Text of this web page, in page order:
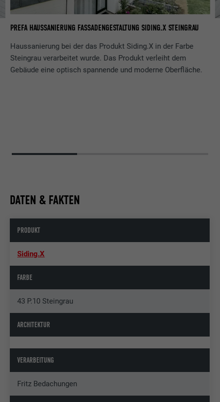
PREFA HAUSSANIERUNG FASSADENGESTALTUNG SIDING.X STEINGRAU
Haussanierung bei der das Produkt Siding.X in der Farbe
Steingrau verarbeitet wurde. Das Produkt verleiht dem
Gebäude eine optisch spannende und moderne Oberfläche.
DATEN & FAKTEN
PRODUKT
Siding.X
FARBE
43 P.10 Steingrau
ARCHITEKTUR
VERARBEITUNG
Fritz Bedachungen